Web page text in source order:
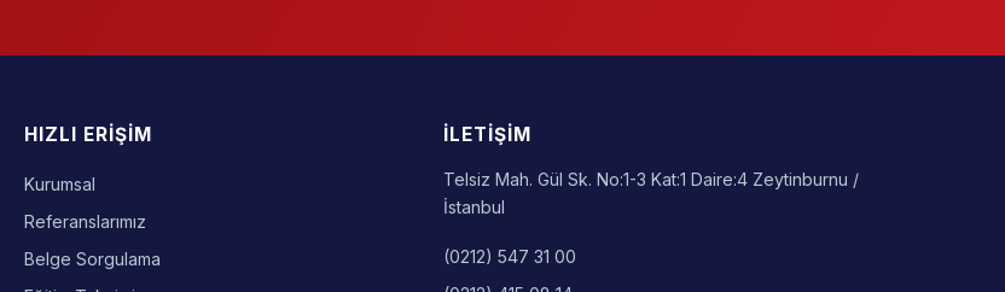
HIZLI ERIŞIM
Kurumsal
Referanslarımız
Belge Sorgulama
İLETIŞIM
Telsiz Mah. Gül Sk. No:1-3 Kat:1 Daire:4 Zeytinburnu /
İstanbul
(0212) 547 31 00